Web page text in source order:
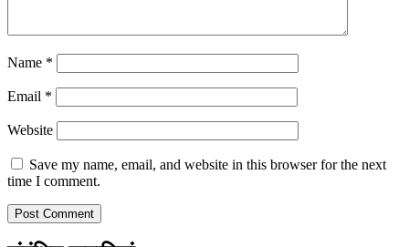
Name *
Email *
Website
Save my name, email, and website in this browser for the next
time I comment.